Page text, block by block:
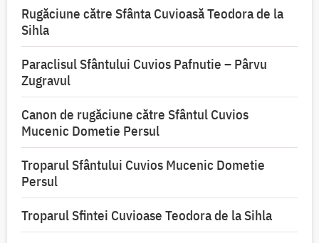
Rugăciune către Sfânta Cuvioasă Teodora de la
Sihla
Paraclisul Sfântului Cuvios Pafnutie – Pârvu
Zugravul
Canon de rugăciune către Sfântul Cuvios
Mucenic Dometie Persul
Troparul Sfântului Cuvios Mucenic Dometie
Persul
Troparul Sfintei Cuvioase Teodora de la Sihla